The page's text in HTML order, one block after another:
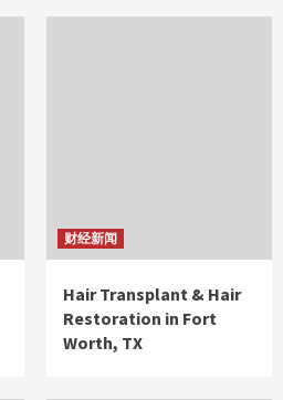
财经新闻
Hair Transplant & Hair
Restoration in Fort
Worth, TX